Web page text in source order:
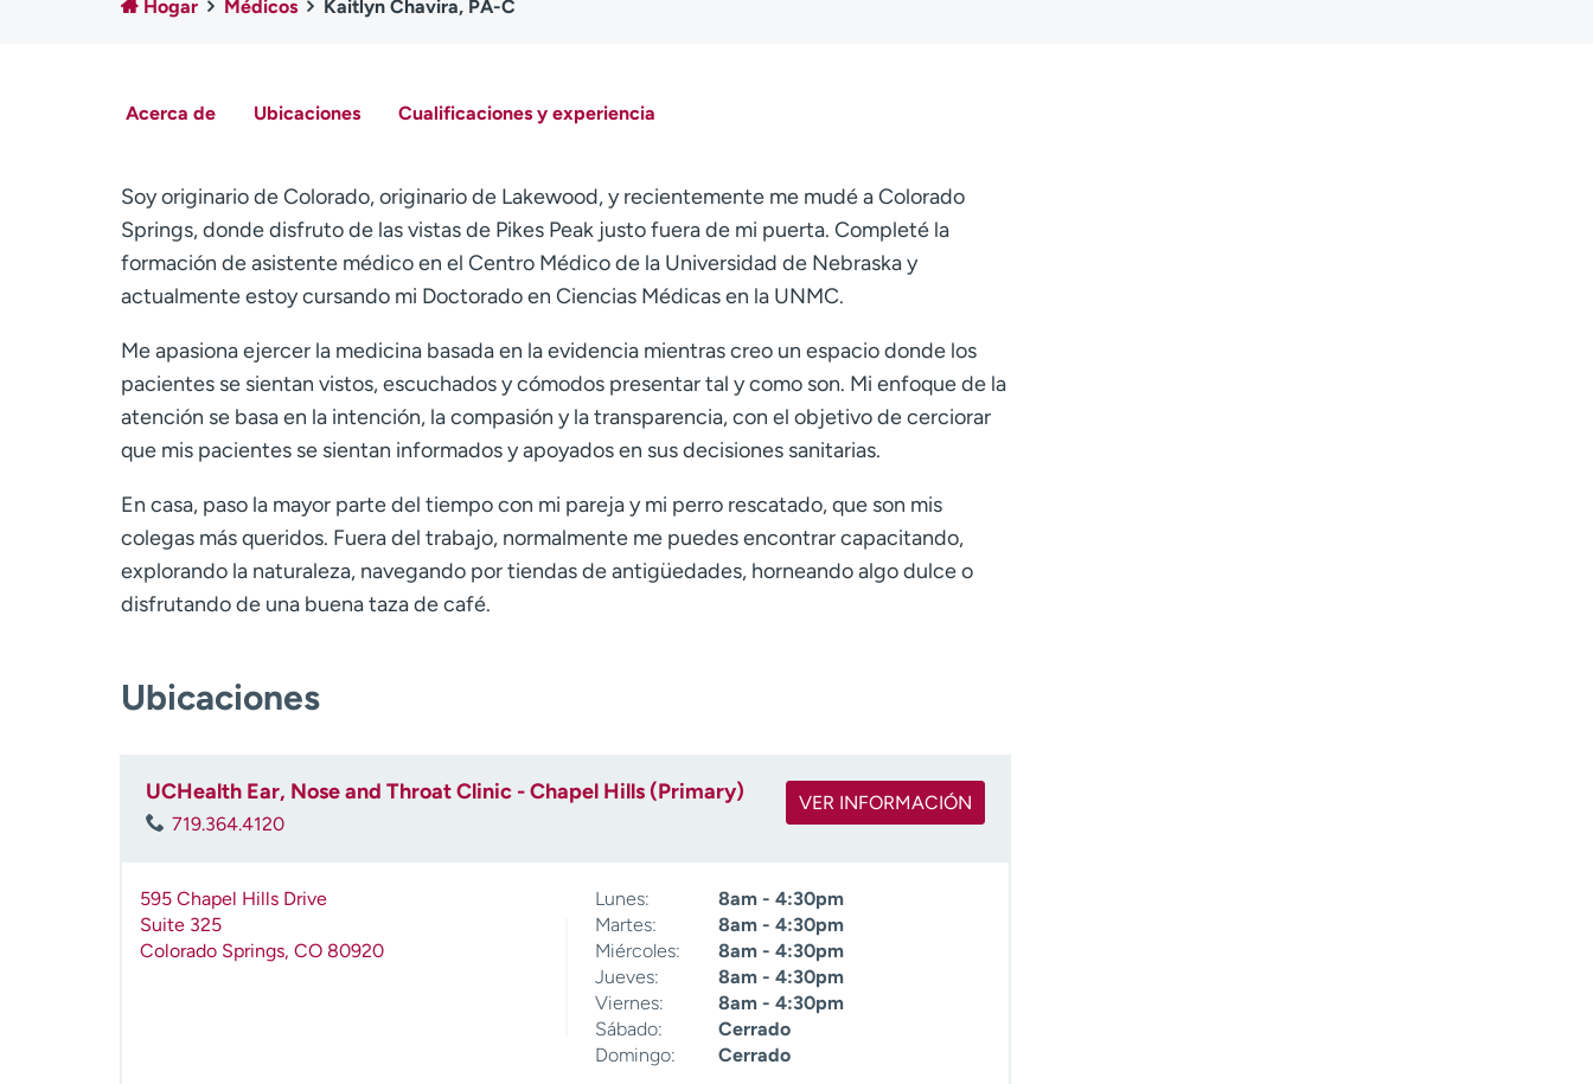
Hogar Médicos Kaitlyn Chavira, PA-C
Acerca de Ubicaciones Cualificaciones y experiencia
Soy originario de Colorado, originario de Lakewood, y recientemente me mudé a Colorado
Springs, donde disfruto de las vistas de Pikes Peak justo fuera de mi puerta. Completé la
formación de asistente médico en el Centro Médico de la Universidad de Nebraska y
actualmente estoy cursando mi Doctorado en Ciencias Médicas en la UNMC.
Me apasiona ejercer la medicina basada en la evidencia mientras creo un espacio donde los
pacientes se sientan vistos, escuchados y cómodos presentar tal y como son. Mi enfoque de la
atención se basa en la intención, la compasión y la transparencia, con el objetivo de cerciorar
que mis pacientes se sientan informados y apoyados en sus decisiones sanitarias.
En casa, paso la mayor parte del tiempo con mi pareja y mi perro rescatado, que son mis
colegas más queridos. Fuera del trabajo, normalmente me puedes encontrar capacitando,
explorando la naturaleza, navegando por tiendas de antigüedades, horneando algo dulce o
disfrutando de una buena taza de café.
Ubicaciones
UCHealth Ear, Nose and Throat Clinic - Chapel Hills (Primary)
719.364.4120
VER INFORMACIÓN
595 Chapel Hills Drive
Suite 325
Colorado Springs, CO 80920
Lunes:
8am - 4:30pm
Martes:
8am - 4:30pm
Miércoles:
8am - 4:30pm
Jueves:
8am - 4:30pm
Viernes:
8am - 4:30pm
Sábado:
Cerrado
Domingo:
Cerrado